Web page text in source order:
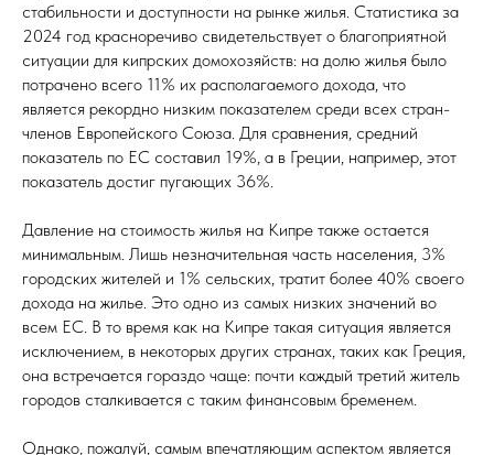
стабильности и доступности на рынке жилья. Статистика за
2024 год красноречиво свидетельствует о благоприятной
ситуации для кипрских домохозяйств: на долю жилья было
потрачено всего 11% их располагаемого дохода, что
является рекордно низким показателем среди всех стран-
членов Европейского Союза. Для сравнения, средний
показатель по ЕС составил 19%, а в Греции, например, этот
показатель достиг пугающих 36%.
Давление на стоимость жилья на Кипре также остается
минимальным. Лишь незначительная часть населения, 3%
городских жителей и 1% сельских, тратит более 40% своего
дохода на жилье. Это одно из самых низких значений во
всем ЕС. В то время как на Кипре такая ситуация является
исключением, в некоторых других странах, таких как Греция,
она встречается гораздо чаще: почти каждый третий житель
городов сталкивается с таким финансовым бременем.
Однако, пожалуй, самым впечатляющим аспектом является